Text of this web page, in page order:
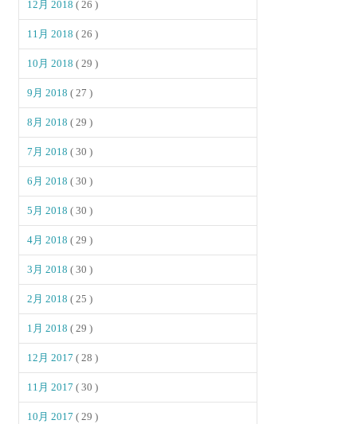
12月 2018( 26 )
11月 2018( 26 )
10月 2018( 29 )
9月 2018( 27 )
8月 2018( 29 )
7月 2018( 30 )
6月 2018( 30 )
5月 2018( 30 )
4月 2018( 29 )
3月 2018( 30 )
2月 2018( 25 )
1月 2018( 29 )
12月 2017( 28 )
11月 2017( 30 )
10月 2017( 29 )